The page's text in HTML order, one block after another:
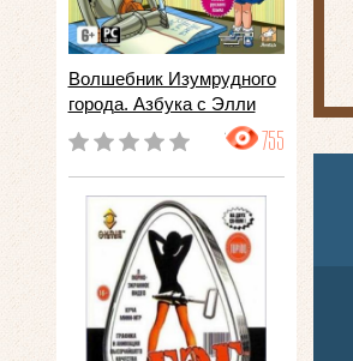
Волшебник Изумрудного
города. Азбука с Элли
755